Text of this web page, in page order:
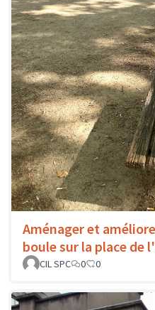
Aménager et
boule sur la place de
CIL SPC
0 0